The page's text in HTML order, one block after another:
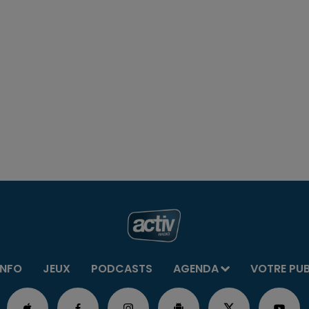
JEUX PODCASTS AGENDA VOTRE